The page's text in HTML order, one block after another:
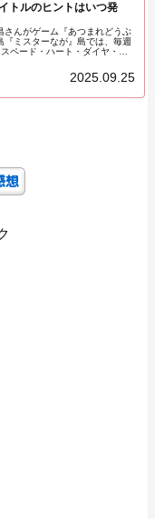
トルのヒントはいつ発
さんがゲーム『あつまれどうぶ
ミスターなが』島では、毎週
ペード・ハート・ダイヤ・ク
す。そんな彼らのセリフです
る劇場版名探偵コナンの作品
になっています。
2025.09.25